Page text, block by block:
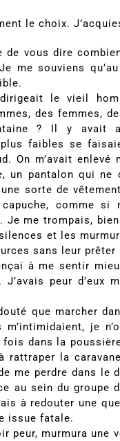
le choix.
de vous dire
me souviens
le vieil
des femmes,
? Il y avait
faibles se
On m’avait
un pantalon qui ne
sorte de
capuche, comme
Je me trompais,
et les
sans leur prêter
à me sentir
J’avais peur
que marcher
je
fois dans la
rattraper la
me perdre dans le
au sein du groupe
à redouter une
issue fatale.
peur, murmura